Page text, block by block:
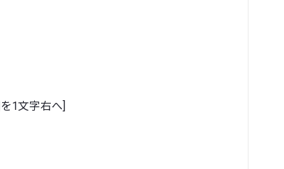
1文字右へ]